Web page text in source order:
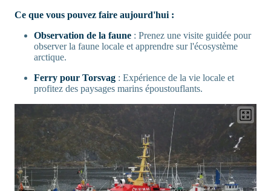
Ce que vous pouvez faire aujourd'hui :
Observation de la faune : Prenez une visite guidée pour
observer la faune locale et apprendre sur l'écosystème
arctique.
Ferry pour Torsvag : Expérience de la vie locale et
profitez des paysages marins époustouflants.